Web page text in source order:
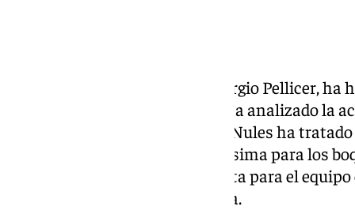
, Sergio Pellicer,
ante el Dépor en Riazor donde ha analizado la
Además de lo futbolístico, el de Nules ha
una inminente alta importantísima para los
, lo que significó la derrota para el
el proyecto de la nueva Rosaleda.